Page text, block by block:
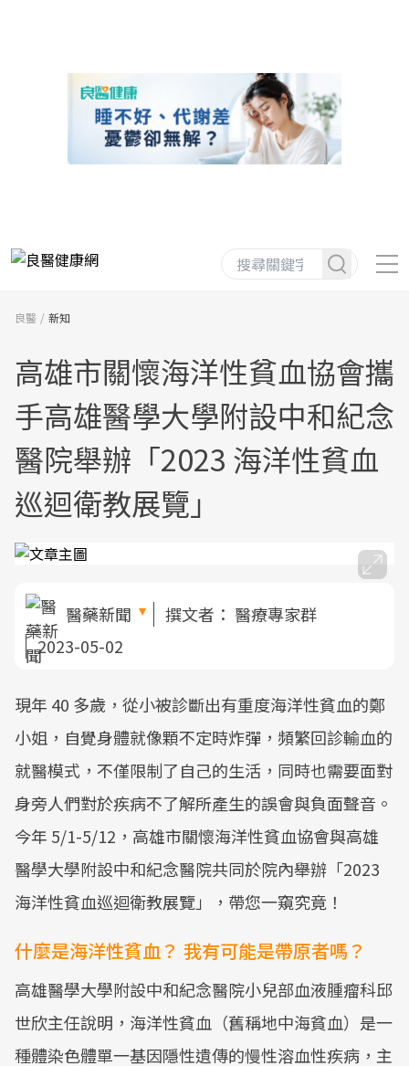
良醫 新知
高雄市關懷海洋性貧血協會攜
手高雄醫學大學附設中和紀念
醫院舉辦「2023 海洋性貧血
巡迴衛教展覽」
醫藥新聞 撰文者： 醫療專家群
2023-05-02
現年 40 多歲，從小被診斷出有重度海洋性貧血的鄭
小姐，自覺身體就像顆不定時炸彈，頻繁回診輸血的
就醫模式，不僅限制了自己的生活，同時也需要面對
身旁人們對於疾病不了解所產生的誤會與負面聲音。
今年 5/1-5/12，高雄市關懷海洋性貧血協會與高雄
醫學大學附設中和紀念醫院共同於院內舉辦「2023
海洋性貧血巡迴衛教展覽」，帶您一窺究竟！
什麼是海洋性貧血？ 我有可能是帶原者嗎？
高雄醫學大學附設中和紀念醫院小兒部血液腫瘤科邱
世欣主任說明，海洋性貧血（舊稱地中海貧血）是一
種體染色體單一基因隱性遺傳的慢性溶血性疾病，主